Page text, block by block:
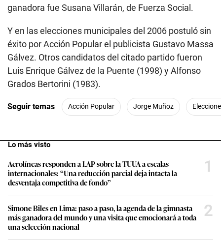
ganadora fue Susana Villarán, de Fuerza Social.
Y en las elecciones municipales del 2006 postuló sin
éxito por Acción Popular el publicista Gustavo Massa
Gálvez. Otros candidatos del citado partido fueron
Luis Enrique Gálvez de la Puente (1998) y Alfonso
Grados Bertorini (1983).
Seguir temas Acción Popular Jorge Muñoz
Lo más visto
Aerolíneas responden a LAP sobre la TUUA a escalas
internacionales: “Una reducción parcial deja intacta la
desventaja competitiva de fondo”
1
Simone Biles en Lima: paso a paso, la agenda de la gimnasta
más ganadora del mundo y una visita que emocionará a toda
una selección nacional
2